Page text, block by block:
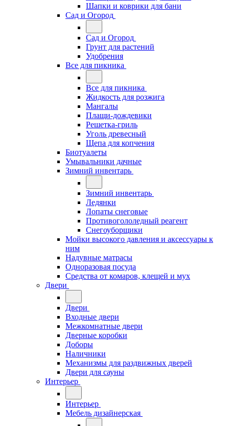
Шапки и коврики для бани
Сад и Огород
Сад и Огород
Грунт для растений
Удобрения
Все для пикника
Все для пикника
Жидкость для розжига
Мангалы
Плащи-дождевики
Решетка-гриль
Уголь древесный
Щепа для копчения
Биотуалеты
Умывальники дачные
Зимний инвентарь
Зимний инвентарь
Ледянки
Лопаты снеговые
Противогололедный реагент
Снегоуборщики
Мойки высокого давления и аксессуары к
ним
Надувные матрасы
Одноразовая посуда
Средства от комаров, клещей и мух
Двери
Двери
Входные двери
Межкомнатные двери
Дверные коробки
Доборы
Наличники
Механизмы для раздвижных дверей
Двери для сауны
Интерьер
Интерьер
Мебель дизайнерская